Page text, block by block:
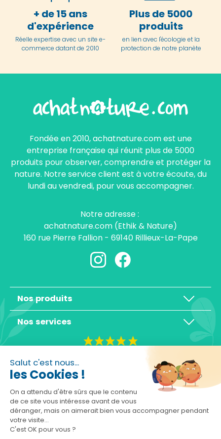
Salut c'est nous...
les Cookies !
On a attendu d'être sûrs que le contenu
de ce site vous intéresse avant de vous
déranger, mais on aimerait bien vous accompagner pendant
votre visite...
C'est OK pour vous ?
+ de 15 ans
d'expérience
Réelle expertise avec un site e-
commerce datant de 2010
Plus de 5000
produits
en lien avec l'écologie et la
protection de notre planète
Fondée en 2010, achatnature.com est une
entreprise française qui réunit plus de 5000
produits pour observer, comprendre et protéger la
nature. Notre service client est à votre écoute, du
lundi au vendredi, pour vous accompagner.
Notre adresse :
achatnature.com (Ethik & Nature)
160 rue Pierre Fallion - 69140 Rillieux-La-Pape
Nos produits
Nos services